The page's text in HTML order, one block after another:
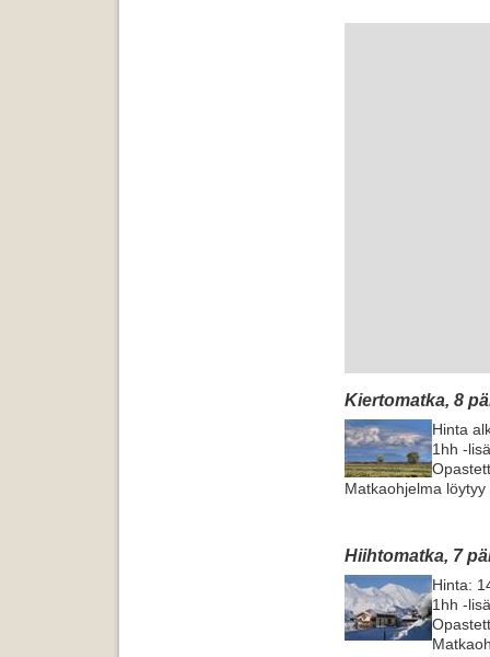
Kiertomatka, 8
Hinta
1hh -
Matkaohjelma löytyy
Hiihtomatka, 7
Hinta:
1hh -